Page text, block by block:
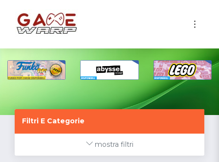
Filtri E Categorie
mostra filtri